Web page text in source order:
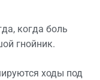
когда боль
гнойник.
ходы под